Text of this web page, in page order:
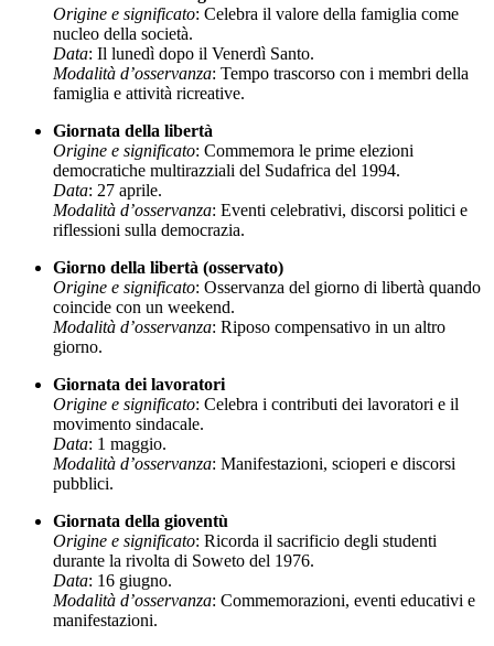
Origine e significato: Celebra il valore della famiglia come
nucleo della società.
Data: Il lunedì dopo il Venerdì Santo.
Modalità d’osservanza: Tempo trascorso con i membri della
famiglia e attività ricreative.
Giornata della libertà
Origine e significato: Commemora le prime elezioni
democratiche multirazziali del Sudafrica del 1994.
Data: 27 aprile.
Modalità d’osservanza: Eventi celebrativi, discorsi politici e
riflessioni sulla democrazia.
Giorno della libertà (osservato)
Origine e significato: Osservanza del giorno di libertà quando
coincide con un weekend.
Modalità d’osservanza: Riposo compensativo in un altro
giorno.
Giornata dei lavoratori
Origine e significato: Celebra i contributi dei lavoratori e il
movimento sindacale.
Data: 1 maggio.
Modalità d’osservanza: Manifestazioni, scioperi e discorsi
pubblici.
Giornata della gioventù
Origine e significato: Ricorda il sacrificio degli studenti
durante la rivolta di Soweto del 1976.
Data: 16 giugno.
Modalità d’osservanza: Commemorazioni, eventi educativi e
manifestazioni.